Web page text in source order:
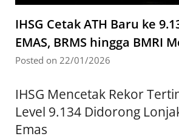
IHSG Cetak ATH Baru ke
EMAS, BRMS hingga BMRI
Posted on 22/01/2026
IHSG Mencetak Rekor
Level 9.134 Didorong
Emas